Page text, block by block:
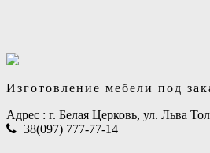
Изготовление мебели под
Адрес : г. Белая Церковь, ул. Льва
+38(097) 777-77-14